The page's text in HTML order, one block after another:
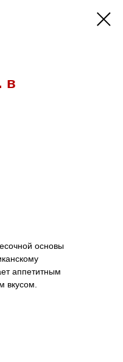
в
основы
аппетитным
вкусом.